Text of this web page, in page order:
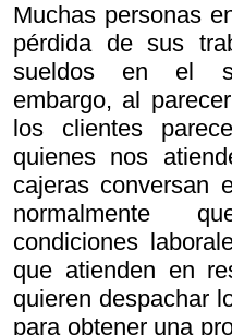
Muchas personas
pérdida de sus
sueldos en el
embargo, al
los clientes
quienes nos
cajeras conversan
normalmente
condiciones
que atienden en
quieren despachar
para obtener una